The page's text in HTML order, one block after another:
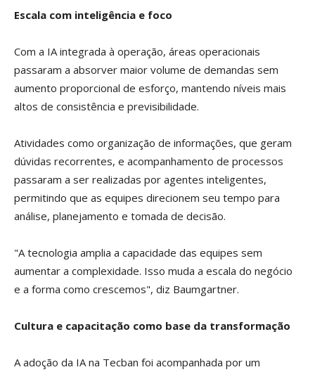
Escala com inteligência e foco
Com a IA integrada à operação, áreas operacionais
passaram a absorver maior volume de demandas sem
aumento proporcional de esforço, mantendo níveis mais
altos de consistência e previsibilidade.
Atividades como organização de informações, que geram
dúvidas recorrentes, e acompanhamento de processos
passaram a ser realizadas por agentes inteligentes,
permitindo que as equipes direcionem seu tempo para
análise, planejamento e tomada de decisão.
"A tecnologia amplia a capacidade das equipes sem
aumentar a complexidade. Isso muda a escala do negócio
e a forma como crescemos", diz Baumgartner.
Cultura e capacitação como base da transformação
A adoção da IA na Tecban foi acompanhada por um